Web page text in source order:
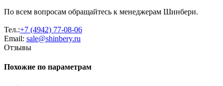
По всем вопросам обращайтесь к менеджерам Шинбери.
Тел.:+7 (4942) 77-08-06
Email: sale@shinbery.ru
Отзывы
Похожие по параметрам